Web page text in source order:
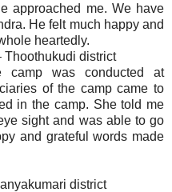
approached me. We have
He felt much happy and
heartedly.
Thoothukudi district
camp was conducted at
of the camp came to
in the camp. She told me
sight and was able to go
and grateful words made
district